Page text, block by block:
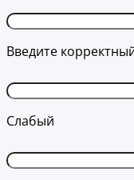
Введите
Слабый